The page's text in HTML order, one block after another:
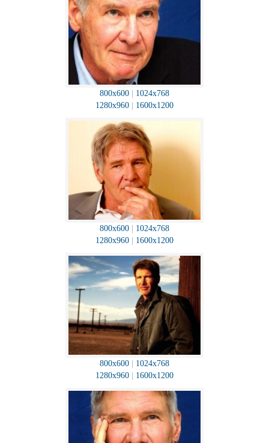
800x600
1024x768
1280x960
1600x1200
800x600
1024x768
1280x960
1600x1200
800x600
1024x768
1280x960
1600x1200